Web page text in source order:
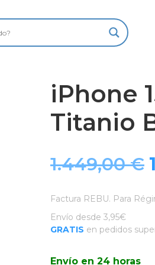
iPhone
Titanio
1.449,00€
Factura REBU. Para
Envío desde 3,95€
GRATIS en pedidos
Envío en 24 horas